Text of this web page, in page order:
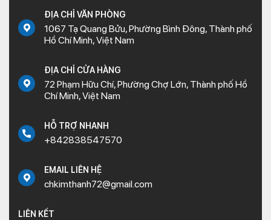
ĐỊA CHỈ VĂN PHÒNG
1067 Tạ Quang Bửu, Phường Bình Đông, Thành phố
Hồ Chí Minh, Việt Nam
ĐỊA CHỈ CỬA HÀNG
72 Phạm Hữu Chí, Phường Chợ Lớn, Thành phố Hồ
Chí Minh, Việt Nam
HỖ TRỢ NHANH
+842838547570
EMAIL LIÊN HỆ
chkimthanh72@gmail.com
LIÊN KẾT